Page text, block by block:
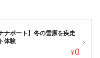
ナボート】冬の雪原を疾走
体験
¥0